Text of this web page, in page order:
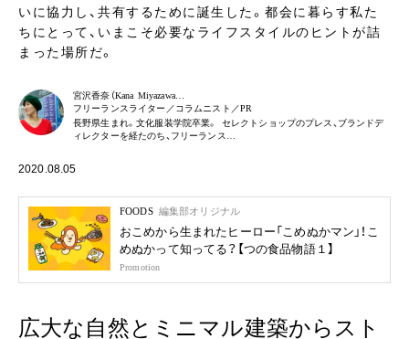
いに協力し、共有するために誕生した。都会に暮らす私た
ちにとって、いまこそ必要なライフスタイルのヒントが詰
まった場所だ。
宮沢香奈（Kana Miyazawa…
フリーランスライター／コラムニスト／PR
長野県生まれ。文化服装学院卒業。 セレクトショップのプレス、ブランドデ
ィレクターを経たのち、フリーランス…
2020.08.05
FOODS 編集部オリジナル
おこめから生まれたヒーロー「こめぬかマン」！こ
めぬかって知ってる？【つの食品物語１】
Promotion
広大な自然とミニマル建築からスト